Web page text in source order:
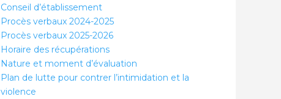
Conseil d’établissement
Procès verbaux 2024-2025
Procès verbaux 2025-2026
Horaire des récupérations
Nature et moment d’évaluation
Plan de lutte pour contrer l’intimidation et la
violence